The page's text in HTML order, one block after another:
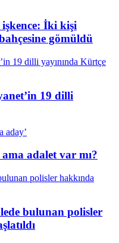
İki kişi
gömüldü
19 dilli
adalet var mı?
bulunan polisler